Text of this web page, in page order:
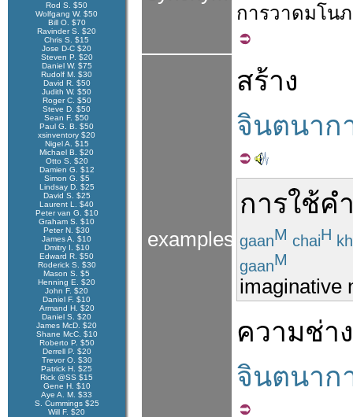
Rod S. $50
Wolfgang W. $50
Bill O. $70
Ravinder S. $20
Chris S. $15
Jose D-C $20
Steven P. $20
Daniel W. $75
Rudolf M. $30
David R. $50
Judith W. $50
Roger C. $50
Steve D. $50
Sean F. $50
Paul G. B. $50
xsinventory $20
Nigel A. $15
Michael B. $20
Otto S. $20
Damien G. $12
Simon G. $5
Lindsay D. $25
David S. $25
Laurent L. $40
Peter van G. $10
Graham S. $10
Peter N. $30
James A. $10
Dmitry I. $10
Edward R. $50
Roderick S. $30
Mason S. $5
Henning E. $20
John F. $20
Daniel F. $10
Armand H. $20
Daniel S. $20
James McD. $20
Shane McC. $10
Roberto P. $50
Derrell P. $20
Trevor O. $30
Patrick H. $25
Rick @SS $15
Gene H. $10
Aye A. M. $33
S. Cummings $25
Will F. $20
การวาดมโน
examples
สร้าง
จินตนาก
การใช้ค
gaanM chaiH
gaanM
imaginative
ความช่าง
จินตนาก